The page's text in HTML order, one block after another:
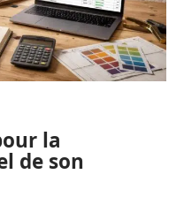
la
de son